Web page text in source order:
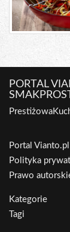
PORTAL
Portal Vianto.pl
Polityka
Prawo
Kategorie
Tagi